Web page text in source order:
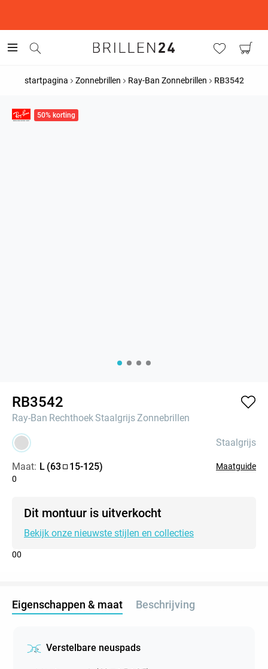
startpagina Zonnebrillen Ray-Ban Zonnebrillen RB3542
50% korting
RB3542
Ray-Ban Rechthoek StaalgrijsZonnebrillen
Staalgrijs
Maat: L (63 15-125)
Maatguide
0
Dit montuur is uitverkocht
Bekijk onze nieuwste stijlen en collecties
00
Eigenschappen & maat Beschrijving
Verstelbare neuspads